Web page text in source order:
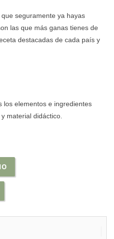
seguramente ya hayas
las que más ganas tienes de
destacadas de cada país y
los elementos e ingredientes
material didáctico.